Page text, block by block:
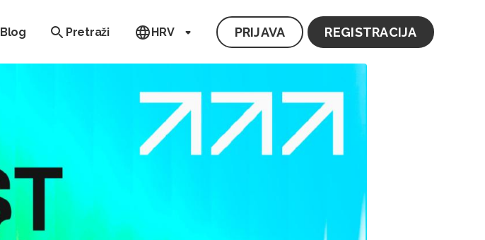
Blog Pretraži HRV PRIJAVA REGISTRACIJA